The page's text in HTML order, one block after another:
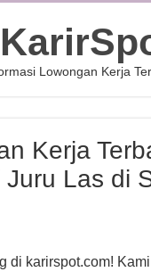
Lowongan Kerja
Kerja
Juru Las di
di karirspot.com!